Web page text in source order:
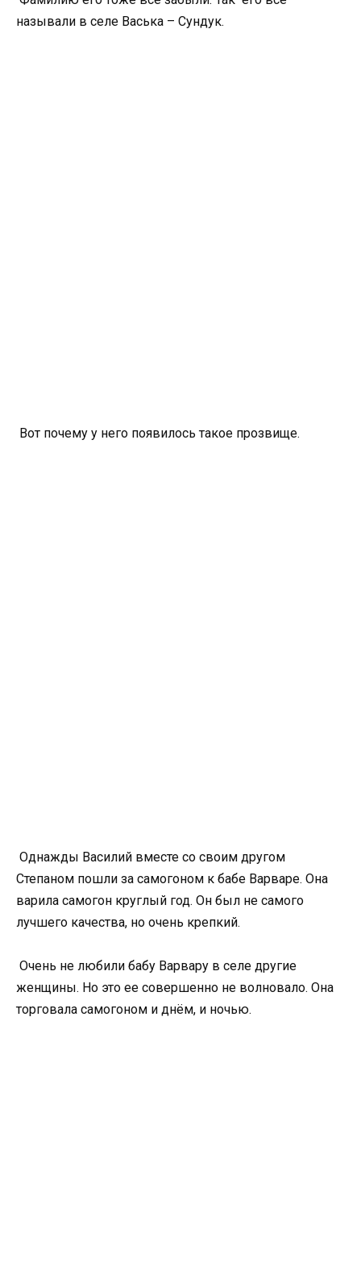
называли в селе Васька – Сундук.
Вот почему у него появилось такое прозвище.
Однажды Василий вместе со своим другом
Степаном пошли за самогоном к бабе Варваре. Она
варила самогон круглый год. Он был не самого
лучшего качества, но очень крепкий.
Очень не любили бабу Варвару в селе другие
женщины. Но это ее совершенно не волновало. Она
торговала самогоном и днём, и ночью.